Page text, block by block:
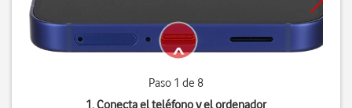
Paso 1 de 8
1. Conecta el teléfono y el ordenador